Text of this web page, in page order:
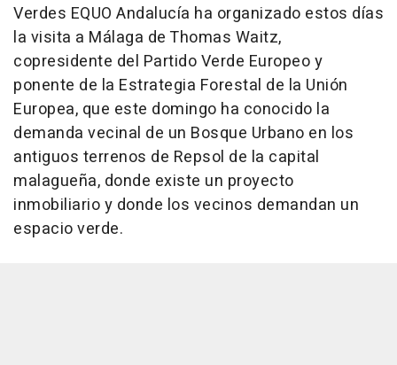
Verdes EQUO Andalucía ha organizado estos días
la visita a Málaga de Thomas Waitz,
copresidente del Partido Verde Europeo y
ponente de la Estrategia Forestal de la Unión
Europea, que este domingo ha conocido la
demanda vecinal de un Bosque Urbano en los
antiguos terrenos de Repsol de la capital
malagueña, donde existe un proyecto
inmobiliario y donde los vecinos demandan un
espacio verde.